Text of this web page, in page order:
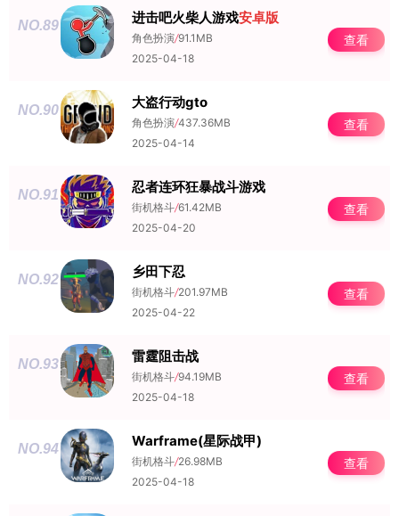
NO.89 进击吧火柴人游戏安卓版
角色扮演/91.1MB
2025-04-18
查看
NO.90 大盗行动gto
角色扮演/437.36MB
2025-04-14
查看
NO.91 忍者连环狂暴战斗游戏
街机格斗/61.42MB
2025-04-20
查看
NO.92 乡田下忍
街机格斗/201.97MB
2025-04-22
查看
NO.93 雷霆阻击战
街机格斗/94.19MB
2025-04-18
查看
NO.94 Warframe(星际战甲)
街机格斗/26.98MB
2025-04-18
查看